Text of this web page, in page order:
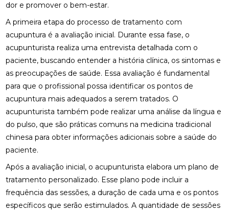
dor e promover o bem-estar.
A primeira etapa do processo de tratamento com
acupuntura é a avaliação inicial. Durante essa fase, o
acupunturista realiza uma entrevista detalhada com o
paciente, buscando entender a história clínica, os sintomas e
as preocupações de saúde. Essa avaliação é fundamental
para que o profissional possa identificar os pontos de
acupuntura mais adequados a serem tratados. O
acupunturista também pode realizar uma análise da língua e
do pulso, que são práticas comuns na medicina tradicional
chinesa para obter informações adicionais sobre a saúde do
paciente.
Após a avaliação inicial, o acupunturista elabora um plano de
tratamento personalizado. Esse plano pode incluir a
frequência das sessões, a duração de cada uma e os pontos
específicos que serão estimulados. A quantidade de sessões
ENCONTRE A MELHOR CLÍNICA DE QUIROPRAXIA
PERTO DE VOCÊ
ENCONTRE QUIROPRAXIA PERTO DE VOCÊ
ENCONTRE QUIROPRAXIA PERTO DE VOCÊ E
MELHORE A SAÚDE
ENCONTRE QUIROPRAXIA PERTO DE VOCÊ E
MELHORE SUA SAÚDE
ENCONTRE QUIROPRAXIA PERTO DE VOCÊ PARA
ALÍVIO E BEM-ESTAR
SOBRE O TEMA
ESTRATÉGIAS PARA ALIVIAR O NEUROMA DE
MORTON COM PALMILHAS